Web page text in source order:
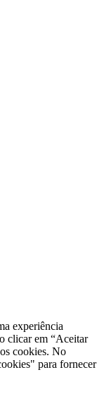
experiência
clicar em “Aceitar
cookies. No
para fornecer